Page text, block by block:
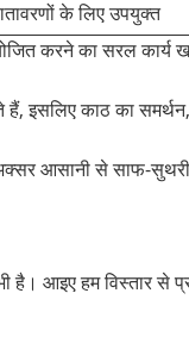
के लिए उपयुक्त
करने का सरल कार्य
हैं, इसलिए काठ का
आसानी से साफ-सुथरी
है। आइए हम विस्तार से